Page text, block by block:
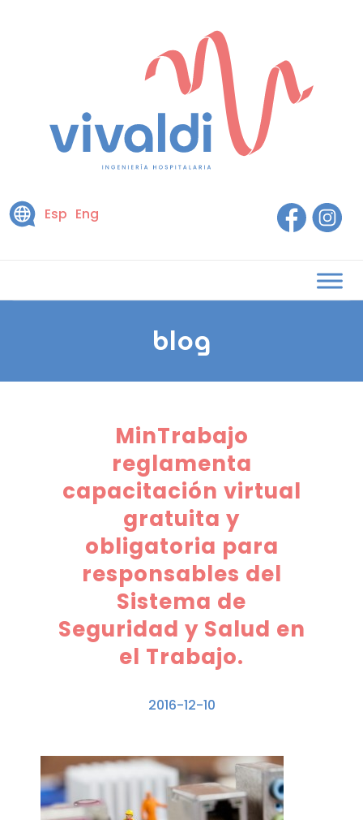
Esp Eng
blog
MinTrabajo
reglamenta
capacitación virtual
gratuita y
obligatoria para
responsables del
Sistema de
Seguridad y Salud en
el Trabajo.
2016-12-10